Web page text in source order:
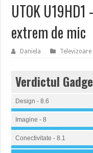
UTOK
extrem de mic
Daniela Televizoare
Verdictul
Design - 8.6
Imagine - 8
Conectivitate - 8.1